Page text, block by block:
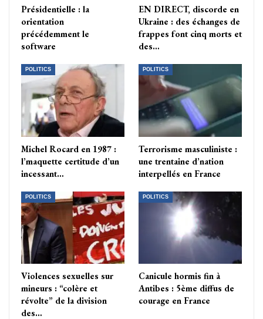
Présidentielle : la
orientation
précédemment le
software
EN DIRECT, discorde en
Ukraine : des échanges de
frappes font cinq morts et
des…
POLITICS
Michel Rocard en 1987 :
l’maquette certitude d’un
incessant…
POLITICS
Terrorisme masculiniste :
une trentaine d’nation
interpellés en France
POLITICS
Violences sexuelles sur
mineurs : “colère et
révolte” de la division
des…
POLITICS
Canicule hormis fin à
Antibes : 5ème diffus de
courage en France